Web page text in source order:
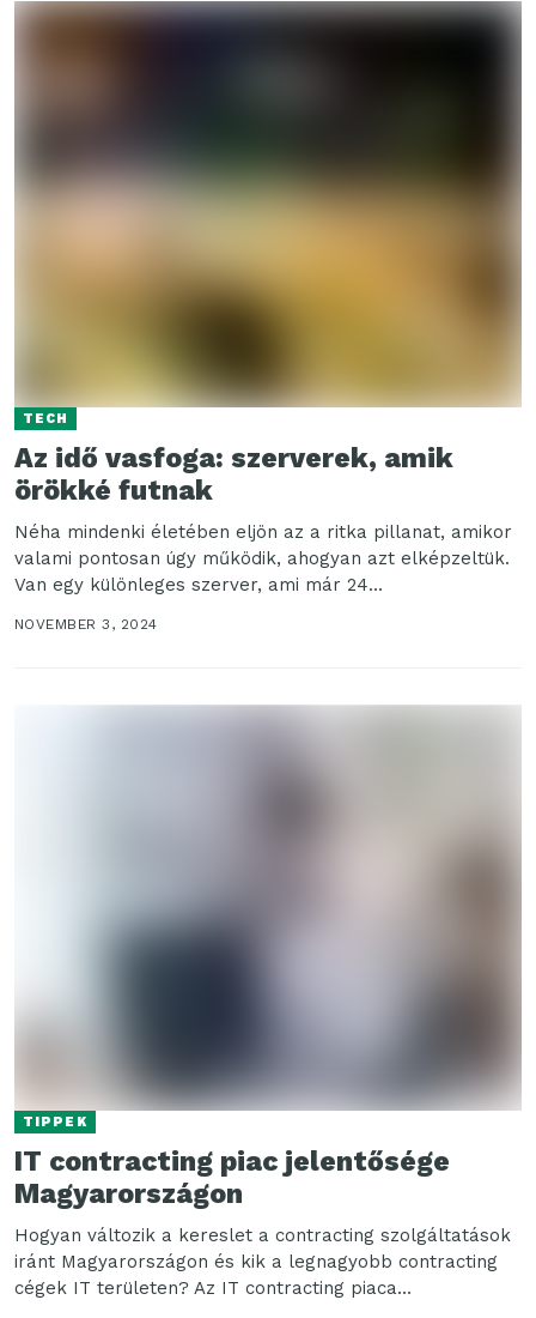
TECH
Az idő vasfoga: szerverek, amik
örökké futnak
Néha mindenki életében eljön az a ritka pillanat, amikor
valami pontosan úgy működik, ahogyan azt elképzeltük.
Van egy különleges szerver, ami már 24...
NOVEMBER 3, 2024
TIPPEK
IT contracting piac jelentősége
Magyarországon
Hogyan változik a kereslet a contracting szolgáltatások
iránt Magyarországon és kik a legnagyobb contracting
cégek IT területen? Az IT contracting piaca